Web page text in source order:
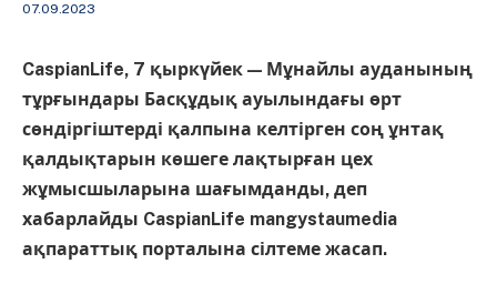
07.09.2023
CaspianLife, 7 қыркүйек — Мұнайлы ауданының
тұрғындары Басқұдық ауылындағы өрт
сөндіргіштерді қалпына келтірген соң ұнтақ
қалдықтарын көшеге лақтырған цех
жұмысшыларына шағымданды, деп
хабарлайды CaspianLife mangystaumedia
ақпараттық порталына сілтеме жасап.